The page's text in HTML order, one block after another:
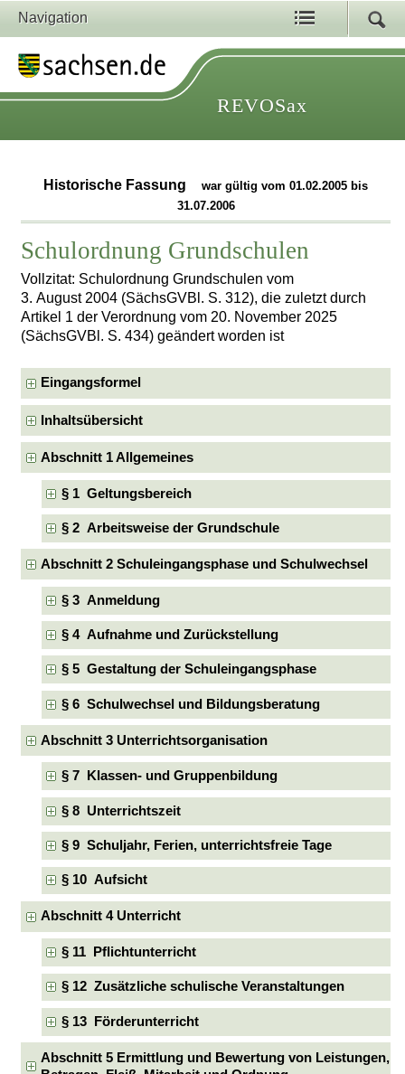
Navigation
REVOSax
Historische Fassung
war gültig vom 01.02.2005 bis
31.07.2006
Schulordnung Grundschulen
Vollzitat: Schulordnung Grundschulen vom
3. August 2004 (SächsGVBl. S. 312), die zuletzt durch
Artikel 1 der Verordnung vom 20. November 2025
(SächsGVBl. S. 434) geändert worden ist
Eingangsformel
Inhaltsübersicht
Abschnitt 1 Allgemeines
§ 1 Geltungsbereich
§ 2 Arbeitsweise der Grundschule
Abschnitt 2 Schuleingangsphase und Schulwechsel
§ 3 Anmeldung
§ 4 Aufnahme und Zurückstellung
§ 5 Gestaltung der Schuleingangsphase
§ 6 Schulwechsel und Bildungsberatung
Abschnitt 3 Unterrichtsorganisation
§ 7 Klassen- und Gruppenbildung
§ 8 Unterrichtszeit
§ 9 Schuljahr, Ferien, unterrichtsfreie Tage
§ 10 Aufsicht
Abschnitt 4 Unterricht
§ 11 Pflichtunterricht
§ 12 Zusätzliche schulische Veranstaltungen
§ 13 Förderunterricht
Abschnitt 5 Ermittlung und Bewertung von Leistungen,